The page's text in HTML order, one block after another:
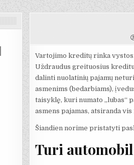
Vartojimo kreditų rinka
Uždraudus greituosius
dalinti nuolatinių pajamų
asmenims (bedarbiams),
taisyklę, kuri numato „lubas“
asmens pajamas, atsiranda
Šiandien norime pristatyti
Turi